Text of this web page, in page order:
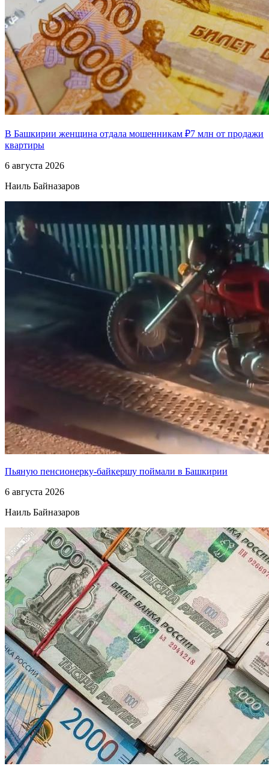
В Башкирии женщина отдала мошенникам ₽7 млн от продажи
квартиры
6 августа 2026
Наиль Байназаров
Пьяную пенсионерку-байкершу поймали в Башкирии
6 августа 2026
Наиль Байназаров